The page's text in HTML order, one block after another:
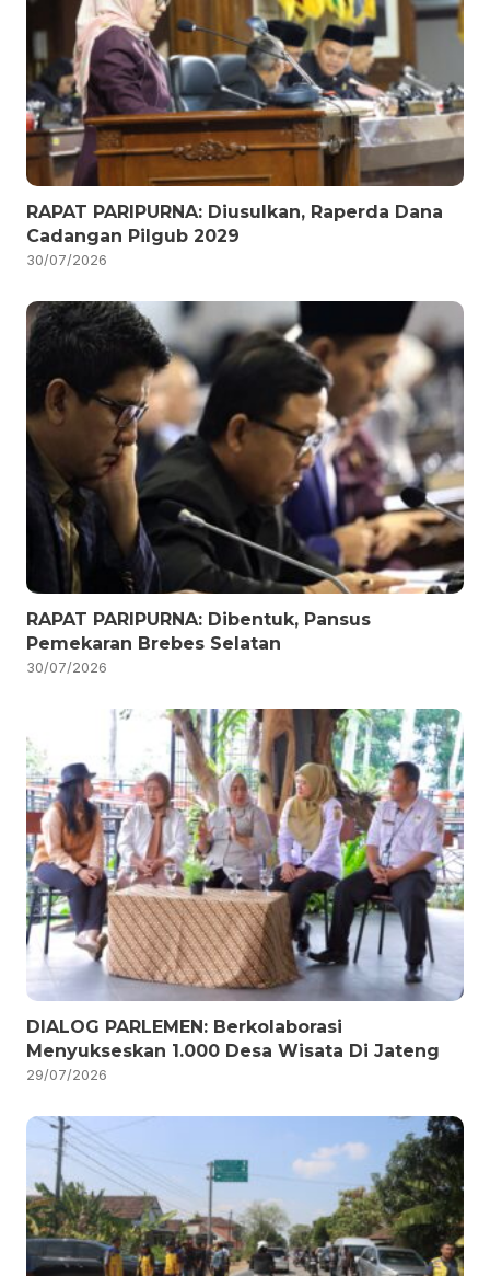
RAPAT PARIPURNA: Diusulkan, Raperda Dana
Cadangan Pilgub 2029
30/07/2026
RAPAT PARIPURNA: Dibentuk, Pansus
Pemekaran Brebes Selatan
30/07/2026
DIALOG PARLEMEN: Berkolaborasi
Menyukseskan 1.000 Desa Wisata Di Jateng
29/07/2026